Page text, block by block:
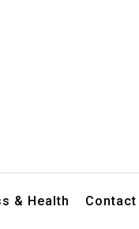
& Health Contact